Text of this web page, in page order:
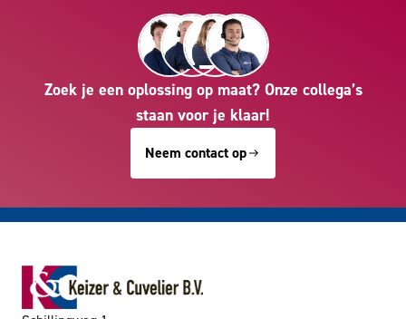
Zoek je een oplossing op maat? Onze collega’s
staan voor je klaar!
Neem contact op